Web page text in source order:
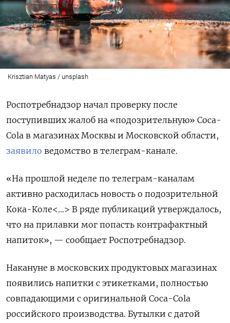
Krisztian Matyas / unsplash
Роспотребнадзор начал проверку после
поступивших жалоб на «подозрительную» Coca-
Cola в магазинах Москвы и Московской области,
заявило ведомство в телеграм-канале.
«На прошлой неделе по телеграм-каналам
активно расходилась новость о подозрительной
Кока-Коле<…> В ряде публикаций утверждалось,
что на прилавки мог попасть контрафактный
напиток», — сообщает Роспотребнадзор.
Накануне в московских продуктовых магазинах
появились напитки с этикетками, полностью
совпадающими с оригинальной Coca-Cola
российского производства. Бутылки с датой